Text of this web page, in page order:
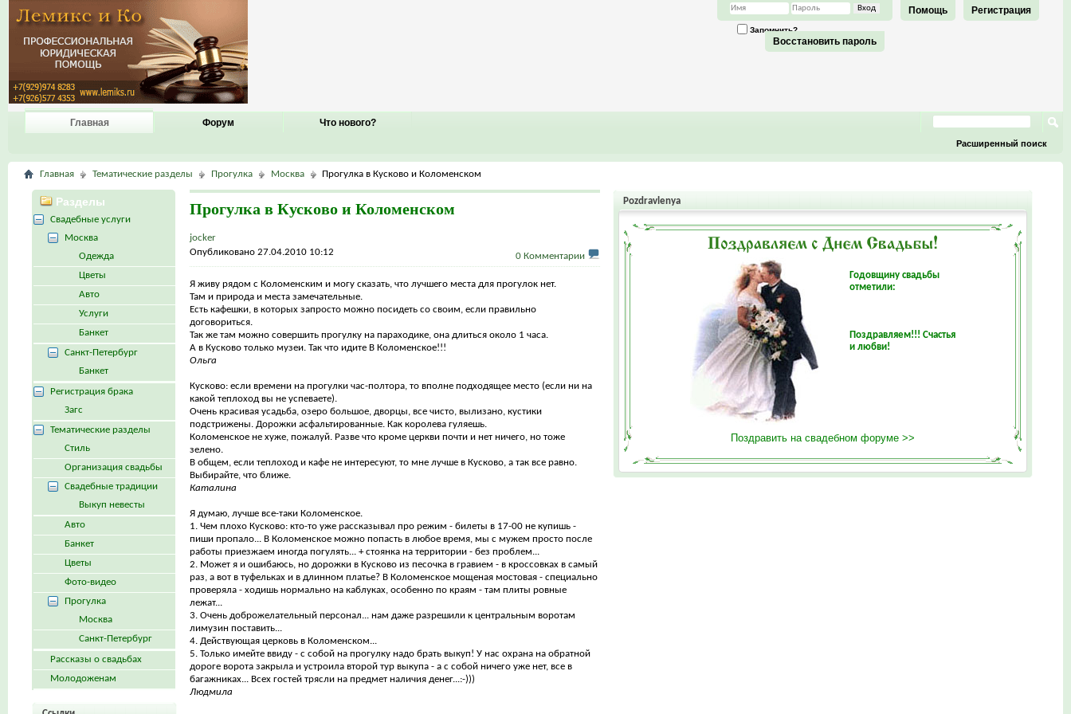
Регистрация
Помощь
Запомнить?
Восстановить пароль
Главная Форум Что нового?
Расширенный поиск
Главная Тематические разделы Прогулка Москва Прогулка в Кусково и Коломенском
Прогулка в Кусково и Коломенском
jocker
Опубликовано 27.04.2010 10:12
0 Комментарии
Я живу рядом с Коломенским и могу сказать, что лучшего места для прогулок нет.
Там и природа и места замечательные.
Есть кафешки, в которых запросто можно посидеть со своим, если правильно
договориться.
Так же там можно совершить прогулку на параходике, она длиться около 1 часа.
А в Кусково только музеи. Так что идите В Коломенское!!!
Ольга
Кусково: если времени на прогулки час-полтора, то вполне подходящее место (если ни на
какой теплоход вы не успеваете).
Очень красивая усадьба, озеро большое, дворцы, все чисто, вылизано, кустики
подстрижены. Дорожки асфальтированные. Как королева гуляешь.
Коломенское не хуже, пожалуй. Разве что кроме церкви почти и нет ничего, но тоже
зелено.
В общем, если теплоход и кафе не интересуют, то мне лучше в Кусково, а так все равно.
Выбирайте, что ближе.
Каталина
Я думаю, лучше все-таки Коломенское.
1. Чем плохо Кусково: кто-то уже рассказывал про режим - билеты в 17-00 не купишь -
пиши пропало... В Коломенское можно попасть в любое время, мы с мужем просто после
работы приезжаем иногда погулять... + стоянка на территории - без проблем...
2. Может я и ошибаюсь, но дорожки в Кусково из песочка в гравием - в кроссовках в самый
раз, а вот в туфельках и в длинном платье? В Коломенское мощеная мостовая - специально
проверяла - ходишь нормально на каблуках, особенно по краям - там плиты ровные
лежат...
3. Очень доброжелательный персонал... нам даже разрешили к центральным воротам
лимузин поставить...
4. Действующая церковь в Коломенском...
5. Только имейте ввиду - с собой на прогулку надо брать выкуп! У нас охрана на обратной
дороге ворота закрыла и устроила второй тур выкупа - а с собой ничего уже нет, все в
багажниках... Всех гостей трясли на предмет наличия денег...:-)))
Людмила
Pozdravlenya
Годовщину свадьбы
отметили:
Поздравляем!!! Счастья
и любви!
Поздравить на свадебном форуме >>
Разделы
Свадебные услуги
Москва
Одежда
Цветы
Авто
Услуги
Банкет
Санкт-Петербург
Банкет
Регистрация брака
Загс
Тематические разделы
Стиль
Организация свадьбы
Свадебные традиции
Выкуп невесты
Авто
Банкет
Цветы
Фото-видео
Прогулка
Москва
Санкт-Петербург
Рассказы о свадьбах
Молодоженам